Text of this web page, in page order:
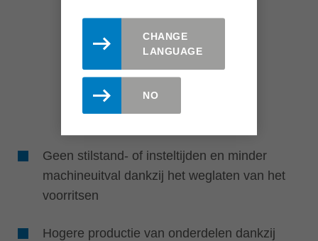
Geen stilstand- of insteltijden en minder
machineuitval dankzij het weglaten van het
voorritsen
Hogere productie van onderdelen dankzij
CHANGE
LANGUAGE
NO